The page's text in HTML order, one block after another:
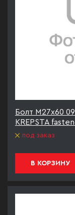
Болт М27х60
KREPSTA
под заказ
В КОРЗИНУ